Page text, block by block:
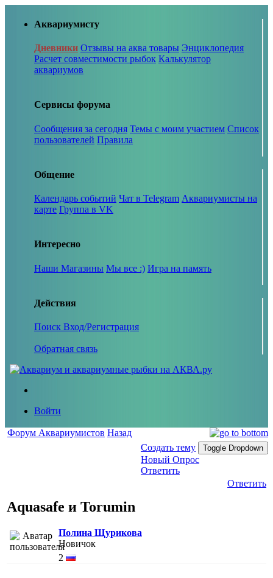
Аквариумисту
Дневники Отзывы на аква товары Энциклопедия
Расчет совместимости рыбок Калькулятор
аквариумов
Сервисы форума
Сообщения за сегодня Темы с моим участием Список
пользователей Правила
Общение
Календарь событий Чат в Telegram Аквариумисты на
карте Группа в VK
Интересно
Наши Магазины Мы все :) Игра на память
Действия
Поиск Вход/Регистрация
Обратная связь
Войти
Форум Аквариумистов Назад
Создать тему
Toggle Dropdown
Новый Опрос
Ответить
Ответить
Aquasafe и Torumin
Полина Щурикова
Новичок
2